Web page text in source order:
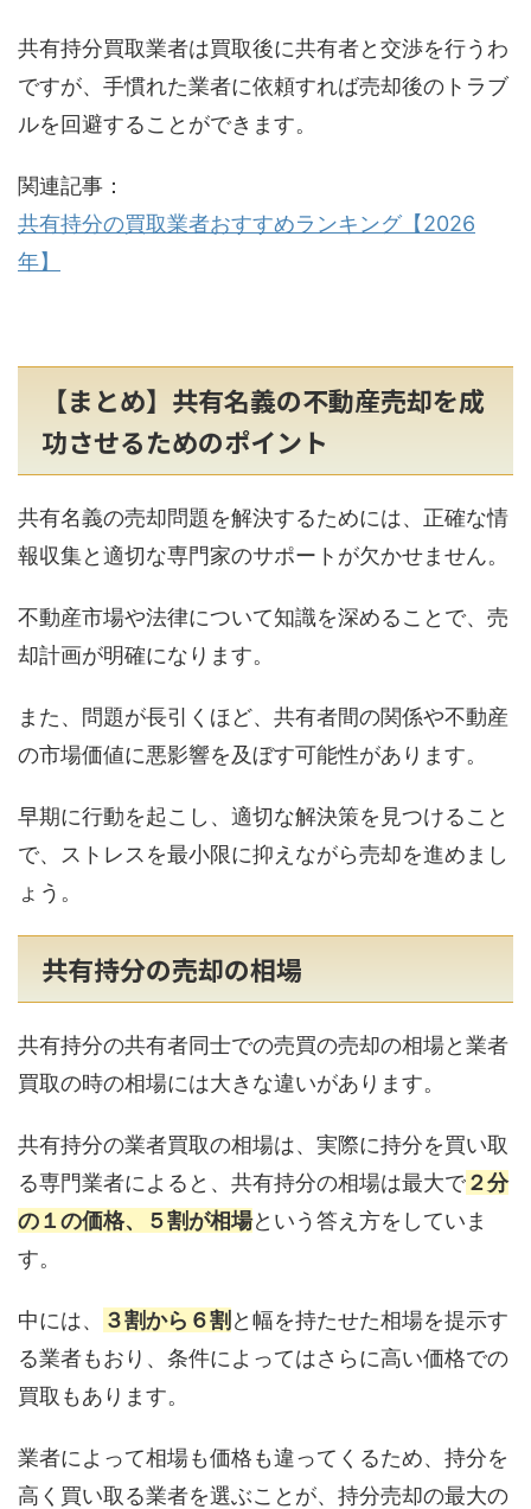
共有持分買取業者は買取後に共有者と交渉を行うわ
ですが、手慣れた業者に依頼すれば売却後のトラブ
ルを回避することができます。
関連記事：
共有持分の買取業者おすすめランキング【2026
年】
【まとめ】共有名義の不動産売却を成
功させるためのポイント
共有名義の売却問題を解決するためには、正確な情
報収集と適切な専門家のサポートが欠かせません。
不動産市場や法律について知識を深めることで、売
却計画が明確になります。
また、問題が長引くほど、共有者間の関係や不動産
の市場価値に悪影響を及ぼす可能性があります。
早期に行動を起こし、適切な解決策を見つけること
で、ストレスを最小限に抑えながら売却を進めまし
ょう。
共有持分の売却の相場
共有持分の共有者同士での売買の売却の相場と業者
買取の時の相場には大きな違いがあります。
共有持分の業者買取の相場は、実際に持分を買い取
る専門業者によると、共有持分の相場は最大で２分
の１の価格、５割が相場という答え方をしていま
す。
中には、 ３割から６割 と幅を持たせた相場を提示す
る業者もおり、条件によってはさらに高い価格での
買取もあります。
業者によって相場も価格も違ってくるため、持分を
高く買い取る業者を選ぶことが、持分売却の最大の